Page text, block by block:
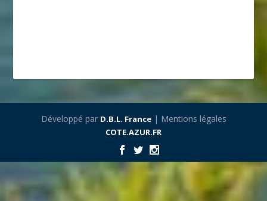
Développé par D.B.L. France| Mentions légales
COTE.AZUR.FR